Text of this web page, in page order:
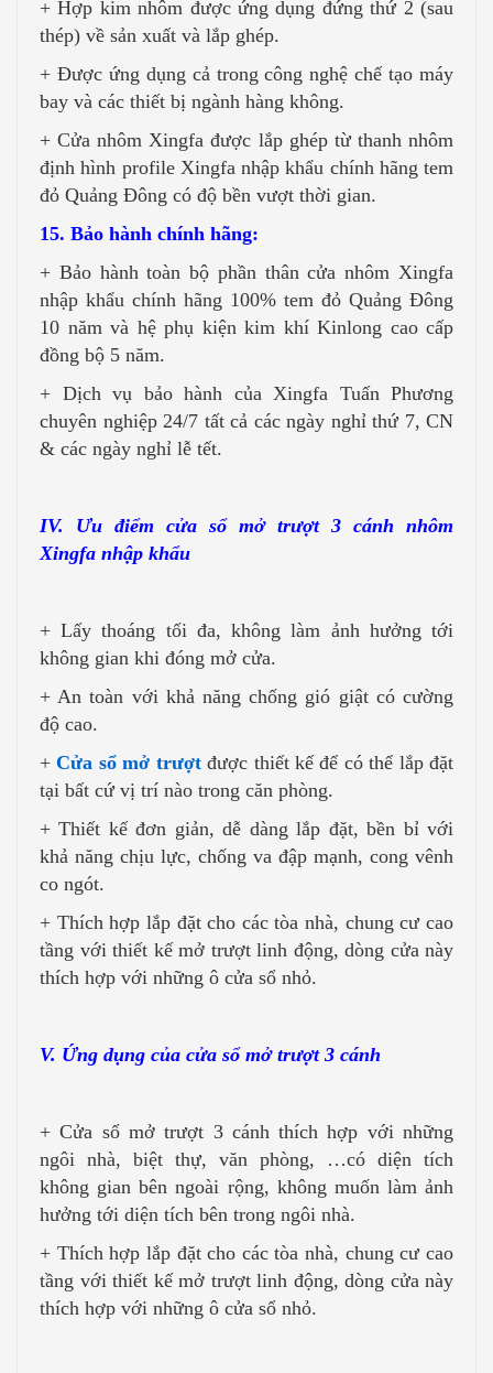
+ Hợp kim nhôm được ứng dụng đứng thứ 2 (sau
thép) về sản xuất và lắp ghép.
+ Được ứng dụng cả trong công nghệ chế tạo máy
bay và các thiết bị ngành hàng không.
+ Cửa nhôm Xingfa được lắp ghép từ thanh nhôm
định hình profile Xingfa nhập khẩu chính hãng tem
đỏ Quảng Đông có độ bền vượt thời gian.
15. Bảo hành chính hãng:
+ Bảo hành toàn bộ phần thân cửa nhôm Xingfa
nhập khẩu chính hãng 100% tem đỏ Quảng Đông
10 năm và hệ phụ kiện kim khí Kinlong cao cấp
đồng bộ 5 năm.
+ Dịch vụ bảo hành của Xingfa Tuấn Phương
chuyên nghiệp 24/7 tất cả các ngày nghỉ thứ 7, CN
& các ngày nghỉ lễ tết.
IV. Ưu điểm cửa sổ mở trượt 3 cánh nhôm
Xingfa nhập khẩu
+ Lấy thoáng tối đa, không làm ảnh hưởng tới
không gian khi đóng mở cửa.
+ An toàn với khả năng chống gió giật có cường
độ cao.
+ Cửa sổ mở trượtđược thiết kế để có thể lắp đặt
tại bất cứ vị trí nào trong căn phòng.
+ Thiết kế đơn giản, dễ dàng lắp đặt, bền bỉ với
khả năng chịu lực, chống va đập mạnh, cong vênh
co ngót.
+ Thích hợp lắp đặt cho các tòa nhà, chung cư cao
tầng với thiết kế mở trượt linh động, dòng cửa này
thích hợp với những ô cửa sổ nhỏ.
V. Ứng dụng của cửa sổ mở trượt 3 cánh
+ Cửa sổ mở trượt 3 cánh thích hợp với những
ngôi nhà, biệt thự, văn phòng, …có diện tích
không gian bên ngoài rộng, không muốn làm ảnh
hưởng tới diện tích bên trong ngôi nhà.
+ Thích hợp lắp đặt cho các tòa nhà, chung cư cao
tầng với thiết kế mở trượt linh động, dòng cửa này
thích hợp với những ô cửa sổ nhỏ.